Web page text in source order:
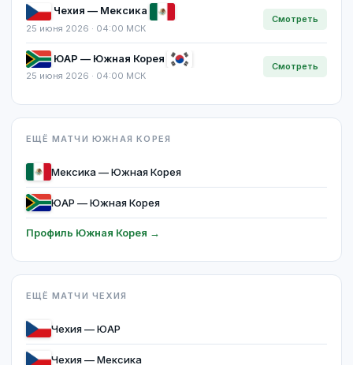
Чехия — Мексика
25 июня 2026 · 04:00 МСК
Смотреть
ЮАР — Южная Корея
25 июня 2026 · 04:00 МСК
Смотреть
ЕЩЁ МАТЧИ ЮЖНАЯ КОРЕЯ
Мексика — Южная Корея
ЮАР — Южная Корея
Профиль Южная Корея →
ЕЩЁ МАТЧИ ЧЕХИЯ
Чехия — ЮАР
Чехия — Мексика